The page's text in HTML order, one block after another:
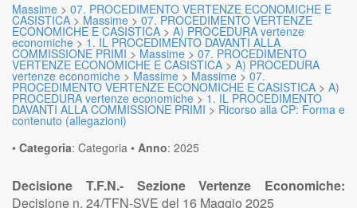
Massime > 07. PROCEDIMENTO VERTENZE ECONOMICHE E
CASISTICA > Massime > 07. PROCEDIMENTO VERTENZE
ECONOMICHE E CASISTICA > A) PROCEDURA vertenze
economiche > 1. IL PROCEDIMENTO DAVANTI ALLA
COMMISSIONE PRIMI > Massime > 07. PROCEDIMENTO
VERTENZE ECONOMICHE E CASISTICA > A) PROCEDURA
vertenze economiche > Massime > Massime > 07.
PROCEDIMENTO VERTENZE ECONOMICHE E CASISTICA > A)
PROCEDURA vertenze economiche > 1. IL PROCEDIMENTO
DAVANTI ALLA COMMISSIONE PRIMI > Ricorso alla CP: Forma e
contenuto (allegazioni)
• Categoria: Categoria • Anno: 2025
Decisione T.F.N.- Sezione Vertenze Economiche:
Decisione n. 24/TFN-SVE del 16 Maggio 2025